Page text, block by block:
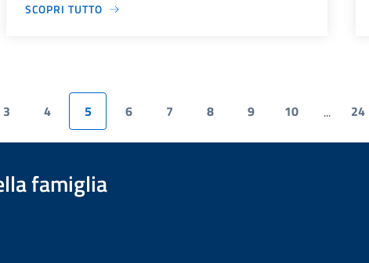
SCOPRI TUTTO
3 4 5 6 7 8 9 10 ... 24
famiglia